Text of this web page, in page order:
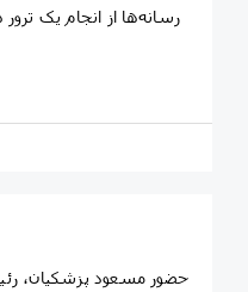
حضور مسعود پزشکیان،